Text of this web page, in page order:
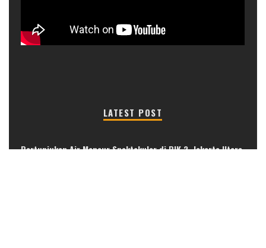
LATEST POST
Pertunjukan Air Mancur Spektakuler di PIK 2, Jakarta Utara